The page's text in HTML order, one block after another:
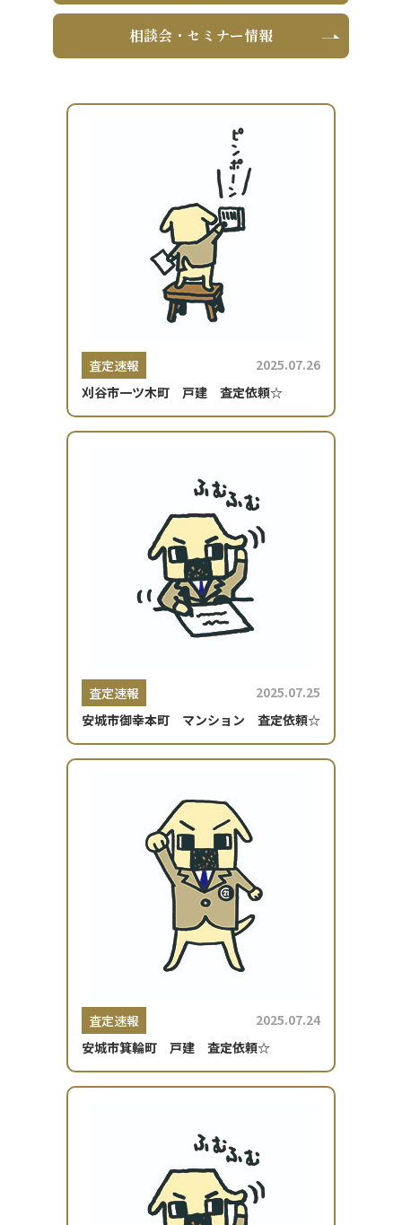
相談会・セミナー情報
査定速報
2025.07.26
刈谷市一ツ木町 戸建 査定依頼☆
査定速報
2025.07.25
安城市御幸本町 マンション 査定依頼☆
査定速報
2025.07.24
安城市箕輪町 戸建 査定依頼☆